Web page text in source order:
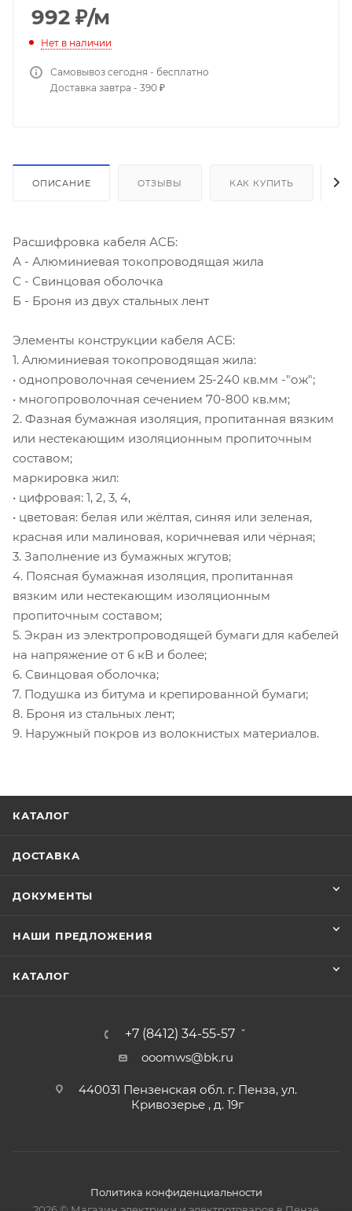
992 ₽/м
Нет в наличии
Самовывоз сегодня - бесплатно
Доставка завтра - 390 ₽
ОПИСАНИЕ ОТЗЫВЫ КАК КУПИТЬ
Расшифровка кабеля АСБ:
А - Алюминиевая токопроводящая жила
С - Свинцовая оболочка
Б - Броня из двух стальных лент
Элементы конструкции кабеля АСБ:
1. Алюминиевая токопроводящая жила:
• однопроволочная сечением 25-240 кв.мм -"ож";
• многопроволочная сечением 70-800 кв.мм;
2. Фазная бумажная изоляция, пропитанная вязким
или нестекающим изоляционным пропиточным
составом;
маркировка жил:
• цифровая: 1, 2, 3, 4,
• цветовая: белая или жёлтая, синяя или зеленая,
красная или малиновая, коричневая или чёрная;
3. Заполнение из бумажных жгутов;
4. Поясная бумажная изоляция, пропитанная
вязким или нестекающим изоляционным
пропиточным составом;
5. Экран из электропроводящей бумаги для кабелей
на напряжение от 6 кВ и более;
6. Свинцовая оболочка;
7. Подушка из битума и крепированной бумаги;
8. Броня из стальных лент;
9. Наружный покров из волокнистых материалов.
КАТАЛОГ
ДОСТАВКА
ДОКУМЕНТЫ
НАШИ ПРЕДЛОЖЕНИЯ
КАТАЛОГ
+7 (8412) 34-55-57
ooomws@bk.ru
440031 Пензенская обл. г. Пенза, ул.
Кривозерье , д. 19г
Политика конфиденциальности